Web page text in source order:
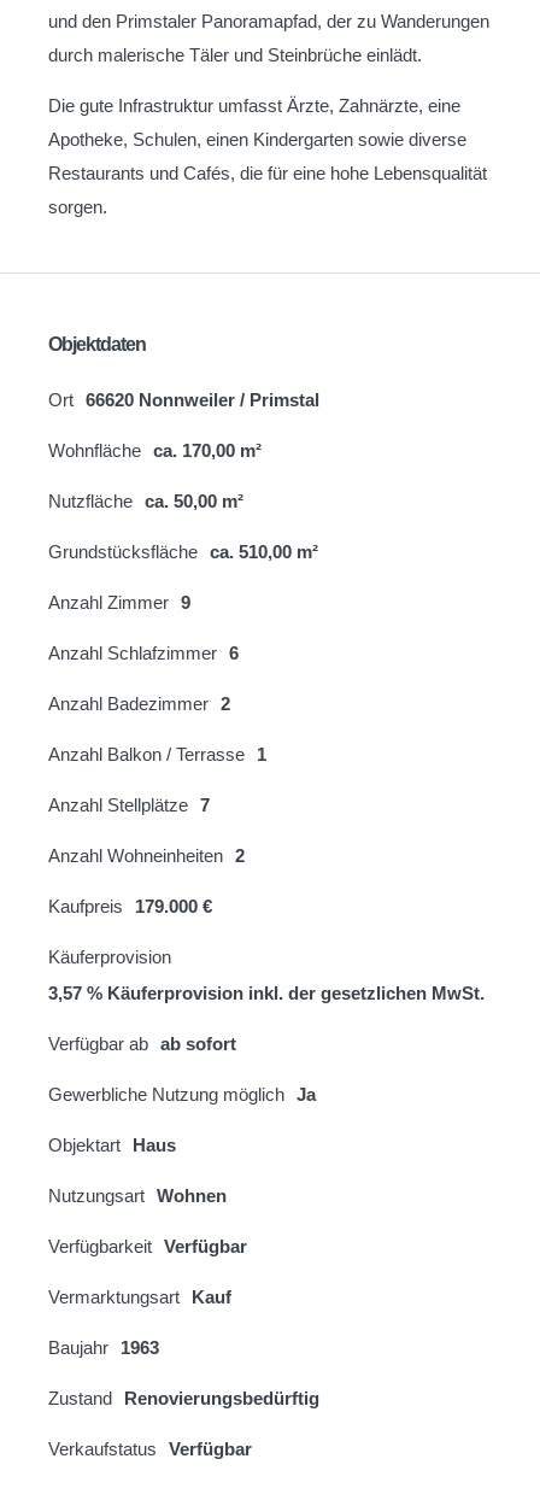
und den Primstaler Panoramapfad, der zu Wanderungen
durch malerische Täler und Steinbrüche einlädt.
Die gute Infrastruktur umfasst Ärzte, Zahnärzte, eine
Apotheke, Schulen, einen Kindergarten sowie diverse
Restaurants und Cafés, die für eine hohe Lebensqualität
sorgen.
Objektdaten
Ort 66620 Nonnweiler / Primstal
Wohnfläche ca. 170,00 m²
Nutzfläche ca. 50,00 m²
Grundstücksfläche ca. 510,00 m²
Anzahl Zimmer 9
Anzahl Schlafzimmer 6
Anzahl Badezimmer 2
Anzahl Balkon / Terrasse 1
Anzahl Stellplätze 7
Anzahl Wohneinheiten 2
Kaufpreis 179.000 €
Käuferprovision
3,57 % Käuferprovision inkl. der gesetzlichen MwSt.
Verfügbar ab ab sofort
Gewerbliche Nutzung möglich Ja
Objektart Haus
Nutzungsart Wohnen
Verfügbarkeit Verfügbar
Vermarktungsart Kauf
Baujahr 1963
Zustand Renovierungsbedürftig
Verkaufstatus Verfügbar